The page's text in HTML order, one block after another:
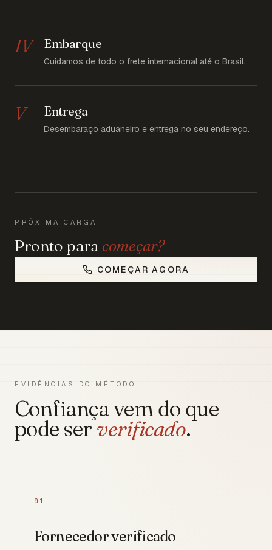
IV Embarque
Cuidamos de todo o frete internacional até o Brasil.
V Entrega
Desembaraço aduaneiro e entrega no seu endereço.
PRÓXIMA CARGA
Pronto para começar?
COMEÇAR AGORA
EVIDÊNCIAS DO MÉTODO
Confiança vem do que
pode serverificado.
01
Fornecedor verificado